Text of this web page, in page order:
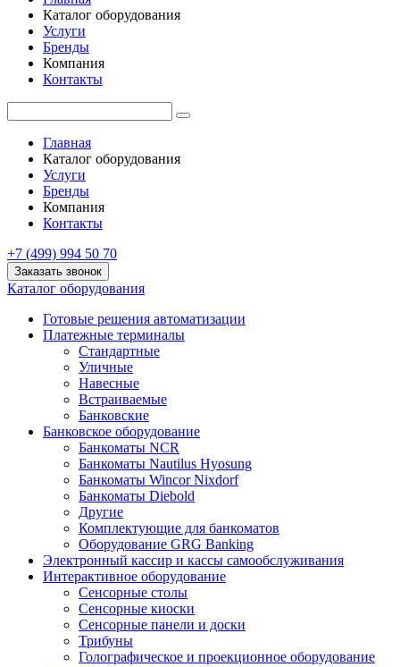
Каталог оборудования
Услуги
Бренды
Компания
Контакты
Главная
Каталог оборудования
Услуги
Бренды
Компания
Контакты
+7 (499) 994 50 70
Заказать звонок
Каталог оборудования
Готовые решения автоматизации
Платежные терминалы
Стандартные
Уличные
Навесные
Встраиваемые
Банковские
Банковское оборудование
Банкоматы NCR
Банкоматы Nautilus Hyosung
Банкоматы Wincor Nixdorf
Банкоматы Diebold
Другие
Комплектующие для банкоматов
Оборудование GRG Banking
Электронный кассир и кассы самообслуживания
Интерактивное оборудование
Сенсорные столы
Сенсорные киоски
Сенсорные панели и доски
Трибуны
Голографическое и проекционное оборудование